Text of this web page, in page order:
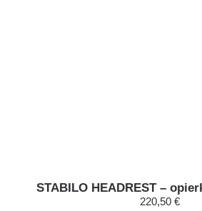
STABILO HEADREST –
220,50 €